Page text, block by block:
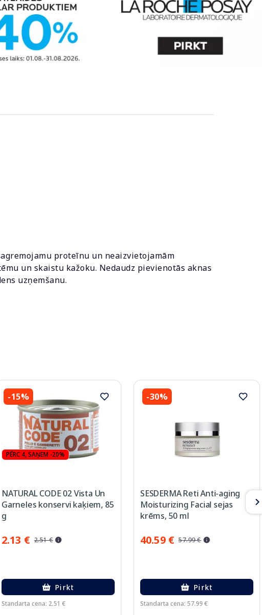
proteīnu un neaizvietojamām
un skaistu kažoku. Nedaudz pievienotās aknas
uzņemšanu.
-15%
PĒRC 4, SAŅEM -20%
NATURAL CODE 02 Vista Un
Garneles konservi kaķiem, 85
g
2.13 € 2.51 €
Pirkt
Standarta cena: 2.51 €
-30%
SESDERMA Reti Anti-aging
Moisturizing Facial sejas
krēms, 50 ml
40.59 € 57.99 €
Pirkt
Standarta cena: 57.99 €